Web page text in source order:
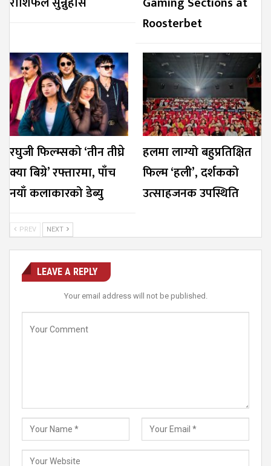
Roosterbet
रघुजी फिल्म्सको ‘तीन तीघ्रे
क्या बिग्रे’ रफ्तारमा, पाँच
नयाँ कलाकारको डेब्यु
हलमा लाग्यो बहुप्रतिक्षित
फिल्म ‘हली’, दर्शकको
उत्साहजनक उपस्थिति
PREV NEXT
LEAVE A REPLY
Your email address will not be published.